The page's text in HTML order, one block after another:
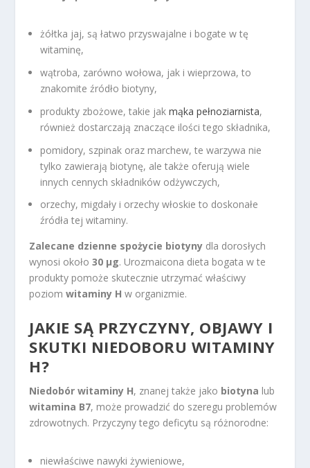
żółtka jaj, są łatwo przyswajalne i bogate w tę
witaminę,
wątroba, zarówno wołowa, jak i wieprzowa, to
znakomite źródło biotyny,
produkty zbożowe, takie jakmąka pełnoziarnista,
również dostarczają znaczące ilości tego składnika,
pomidory, szpinak oraz marchew, te warzywa nie
tylko zawierają biotynę, ale także oferują wiele
innych cennych składników odżywczych,
orzechy, migdały i orzechy włoskie to doskonałe
źródła tej witaminy.
Zalecane dzienne spożycie biotyny dla dorosłych
wynosi około30 µg. Urozmaicona dieta bogata w te
produkty pomoże skutecznie utrzymać właściwy
poziomwitaminy H w organizmie.
JAKIE SĄ PRZYCZYNY, OBJAWY I
SKUTKI NIEDOBORU WITAMINY
H?
Niedobór witaminy H, znanej także jako biotyna lub
witamina B7, może prowadzić do szeregu problemów
zdrowotnych. Przyczyny tego deficytu są różnorodne:
niewłaściwe nawyki żywieniowe,